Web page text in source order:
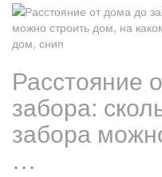
Расстояние
забора:
забора
…